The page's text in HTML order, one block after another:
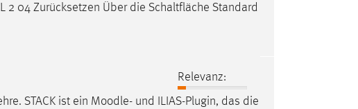
2 04 Zurücksetzen Über die Schaltfläche Standard
Relevanz:
STACK ist ein Moodle- und ILIAS-Plugin, das die